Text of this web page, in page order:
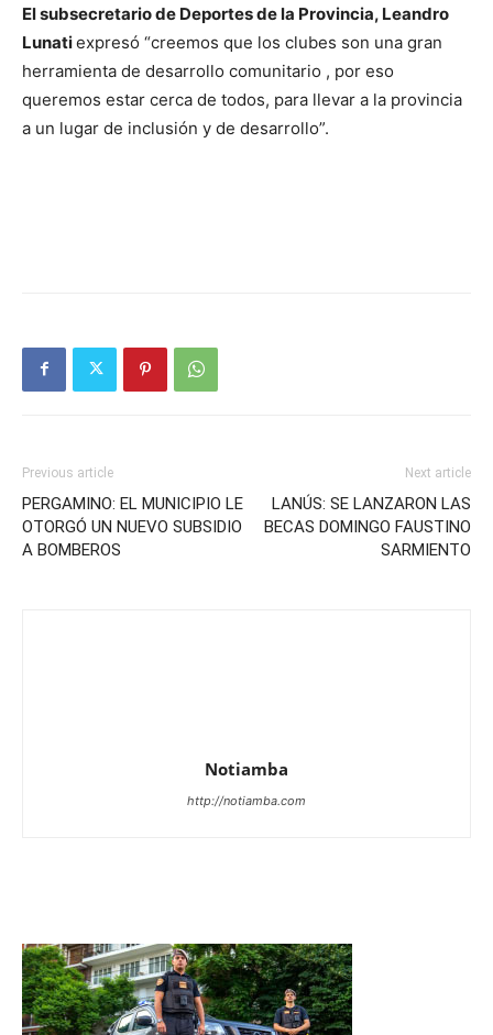
El subsecretario de Deportes de la Provincia, Leandro
Lunatiexpresó “creemos que los clubes son una gran
herramienta de desarrollo comunitario , por eso
queremos estar cerca de todos, para llevar a la provincia
a un lugar de inclusión y de desarrollo”.
Previous article
PERGAMINO: EL MUNICIPIO LE
OTORGÓ UN NUEVO SUBSIDIO
A BOMBEROS
Next article
LANÚS: SE LANZARON LAS
BECAS DOMINGO FAUSTINO
SARMIENTO
Notiamba
http://notiamba.com